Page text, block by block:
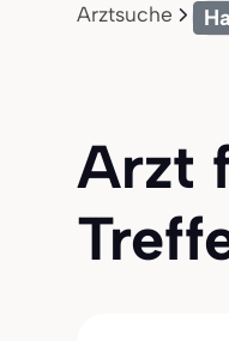
Arztsuche
Arzt